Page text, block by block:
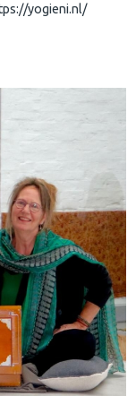
yogieni.nl/